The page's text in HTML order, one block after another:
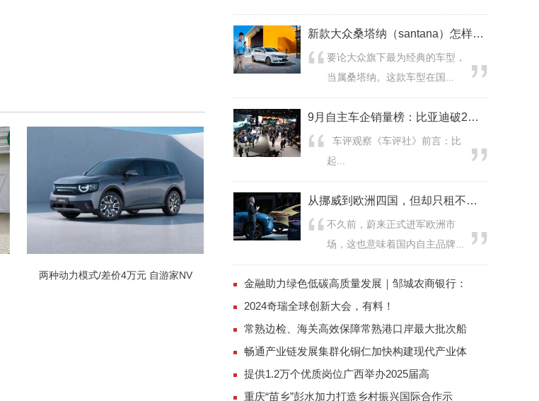
两种动力模式/差价4万元 自游家NV
新款大众桑塔纳（santana）怎样？大众经
要论大众旗下最为经典的车型，
当属桑塔纳。这款车型在国...
9月自主车企销量榜：比亚迪破20万大关，吉利
车评观察《车评社》前言：比
起...
从挪威到欧洲四国，但却只租不卖，网友：这是有
不久前，蔚来正式进军欧洲市
场，这也意味着国内自主品牌...
金融助力绿色低碳高质量发展｜邹城农商银行：
2024奇瑞全球创新大会，有料！
常熟边检、海关高效保障常熟港口岸最大批次船
畅通产业链发展集群化铜仁加快构建现代产业体
提供1.2万个优质岗位广西举办2025届高
重庆“苗乡”彭水加力打造乡村振兴国际合作示